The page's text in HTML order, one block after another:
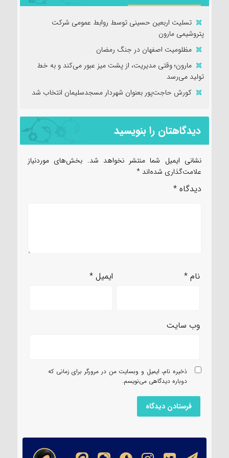
تسلیت اربعین حسینی توسط روابط عمومی شرکت
پتروشیمی مارون
مظلومیت اصفهان در جنگ رمضان
مارون؛ وقتی مدیریت، از پشت میز عبور می‌کند و به خط
تولید می‌رسد
کورش حاجت‌پور بعنوان شهردار مسجدسلیمان انتخاب شد
دیدگاهتان را بنویسید
نشانی ایمیل شما منتشر نخواهد شد. بخش‌های موردنیاز
علامت‌گذاری شده‌اند *
دیدگاه *
نام* ایمیل*
وب‌ سایت
ذخیره نام، ایمیل و وبسایت من در مرورگر برای زمانی که
دوباره دیدگاهی می‌نویسم.